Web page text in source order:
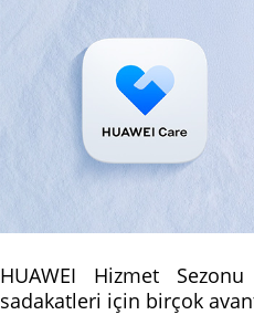
HUAWEI Hizmet
sadakatleri için birçok